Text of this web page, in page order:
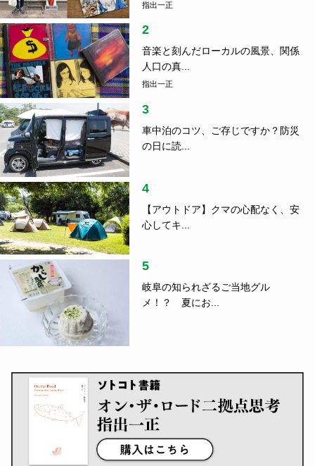
指出一正
2
音楽と刻んだローカルの風景、関係
人口の真...
指出一正
3
車中泊のコツ、ご存じですか？防災
の日に読...
4
【アウトドア】クマの心配なく、安
心してキ...
5
岐阜の知られざるご当地グル
メ！？ 夏にお...